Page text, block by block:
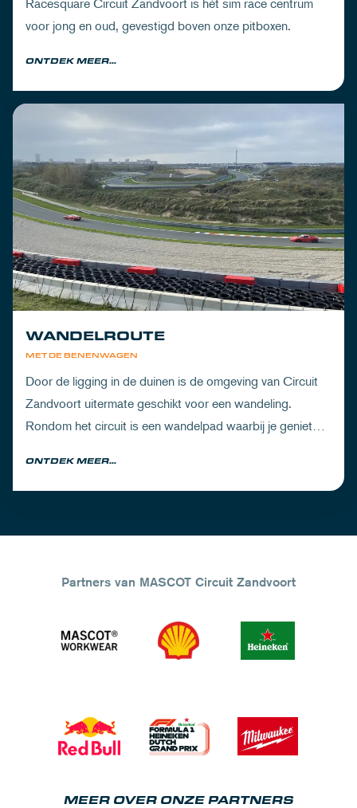
voor jong en oud, gevestigd boven onze pitboxen.
ONTDEK MEER...
MET DE BENENWAGEN
WANDELROUTE
Door de ligging in de duinen is de omgeving van Circuit
Zandvoort uitermate geschikt voor een wandeling.
Rondom het circuit is een wandelpad waarbij je geniet
ONTDEK MEER...
Partners van MASCOT Circuit Zandvoort
MEER OVER ONZE PARTNERS